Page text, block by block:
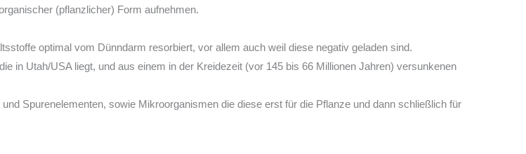
(pflanzlicher) Form aufnehmen.
optimal vom Dünndarm resorbiert, vor allem auch weil diese negativ geladen sind.
in Utah/USA liegt, und aus einem in der Kreidezeit (vor 145 bis 66 Millionen Jahren) versunkenen
Spurenelementen, sowie Mikroorganismen die diese erst für die Pflanze und dann schließlich für